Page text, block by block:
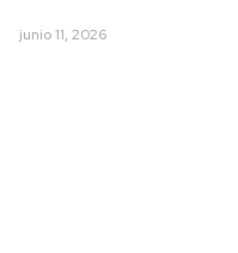
junio 11, 2026